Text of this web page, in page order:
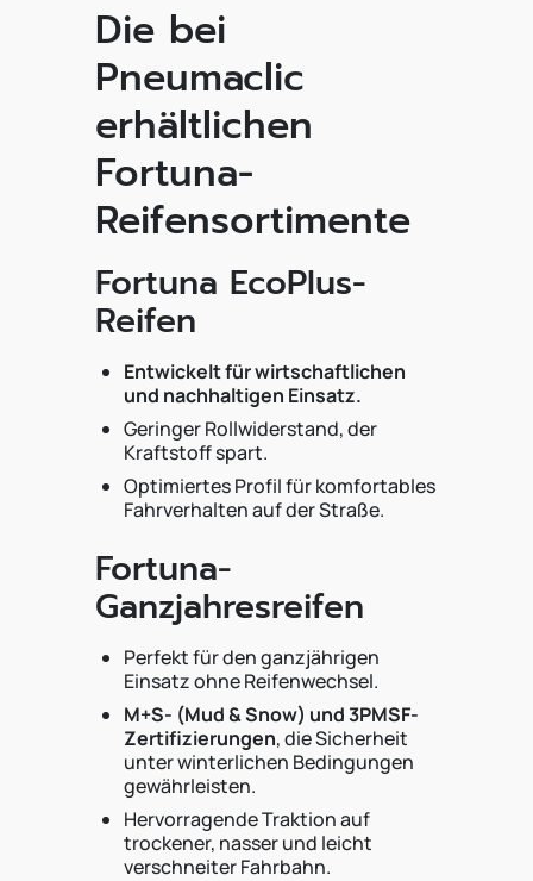
Die bei
Pneumaclic
erhältlichen
Fortuna-
Reifensortimente
Fortuna EcoPlus-
Reifen
Entwickelt für wirtschaftlichen
und nachhaltigen Einsatz.
Geringer Rollwiderstand, der
Kraftstoff spart.
Optimiertes Profil für komfortables
Fahrverhalten auf der Straße.
Fortuna-
Ganzjahresreifen
Perfekt für den ganzjährigen
Einsatz ohne Reifenwechsel.
M+S- (Mud & Snow) und 3PMSF-
Zertifizierungen, die Sicherheit
unter winterlichen Bedingungen
gewährleisten.
Hervorragende Traktion auf
trockener, nasser und leicht
verschneiter Fahrbahn.